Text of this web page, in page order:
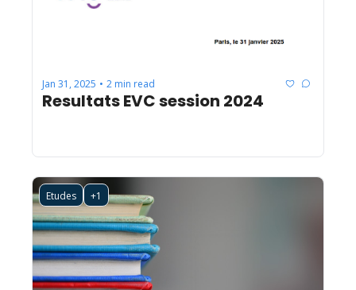
Jan 31, 2025 • 2 min read
Resultats EVC session 2024
Etudes +1